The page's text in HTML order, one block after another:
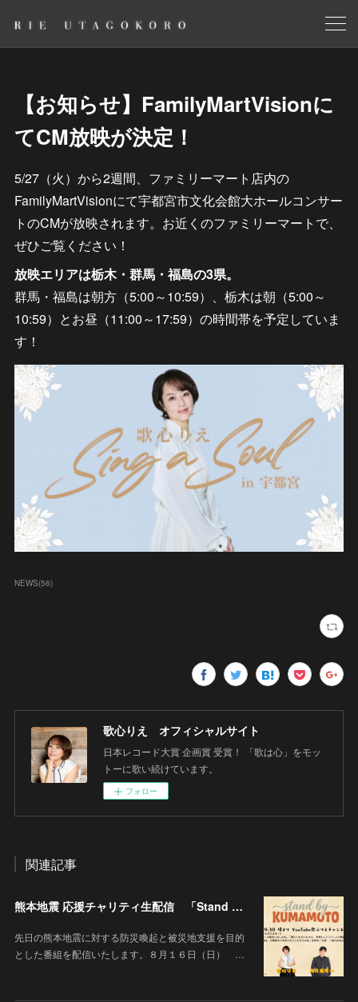
【お知らせ】FamilyMartVisionに
てCM放映が決定！
5/27（火）から2週間、ファミリーマート店内の
FamilyMartVisionにて宇都宮市文化会館大ホールコンサー
トのCMが放映されます。お近くのファミリーマートで、
ぜひご覧ください！
放映エリアは栃木・群馬・福島の3県。
群馬・福島は朝方（5:00～10:59）、栃木は朝（5:00～
10:59）とお昼（11:00～17:59）の時間帯を予定していま
す！
NEWS(56)
歌心りえ オフィシャルサイト
日本レコード大賞 企画賞 受賞！ 「歌は心」をモッ
トーに歌い続けています。
フォロー
関連記事
熊本地震 応援チャリティ生配信 「Stand By KUMAMOTO」
先日の熊本地震に対する防災喚起と被災地支援を目的
とした番組を配信いたします。８月１６日（日） …